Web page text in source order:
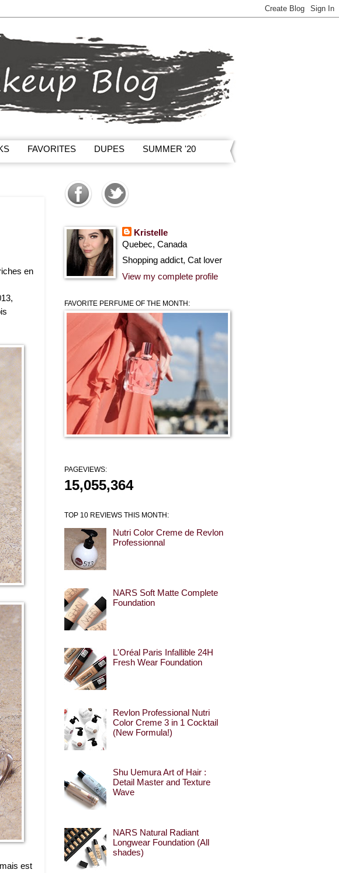
FAVORITES DUPES
SUMMER '20
en
est
Kristelle
Quebec, Canada
Shopping addict, Cat lover
View my complete profile
FAVORITE PERFUME OF THE MONTH:
PAGEVIEWS:
15,055,364
TOP 10 REVIEWS THIS MONTH:
Nutri Color Creme de Revlon
Professionnal
NARS Soft Matte Complete
Foundation
L'Oréal Paris Infallible 24H
Fresh Wear Foundation
Revlon Professional Nutri
Color Creme 3 in 1 Cocktail
(New Formula!)
Shu Uemura Art of Hair :
Detail Master and Texture
Wave
NARS Natural Radiant
Longwear Foundation (All
shades)